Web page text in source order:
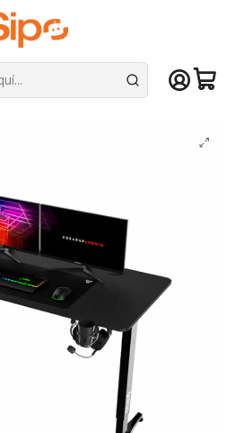
De lunes a sábado en el gran
Sillas y Escritorios Escritorios
con altura regulable Black Edition